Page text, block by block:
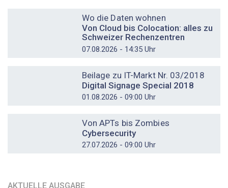
Wo die Daten wohnen
Von Cloud bis Colocation: alles zu
Schweizer Rechenzentren
07.08.2026 - 14:35 Uhr
Beilage zu IT-Markt Nr. 03/2018
Digital Signage Special 2018
01.08.2026 - 09:00 Uhr
Von APTs bis Zombies
Cybersecurity
27.07.2026 - 09:00 Uhr
AKTUELLE AUSGABE